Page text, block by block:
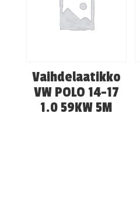
Vaihdelaatikko
VW POLO 14-17
1.0 59KW 5M